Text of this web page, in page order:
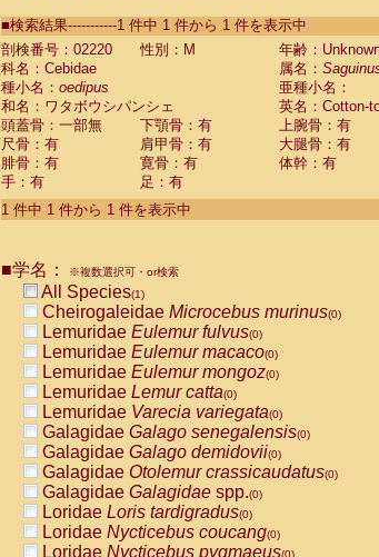
CebidaeSaguinus labiatus(0)
Cebidae Saguinus leucopus (0)
Cebidae
Cebidae
CebidaeSaguinus nigricollis (0)
Cebidae Saguinus oedipus
Cebidae Saguinus weddelli
Cebidae Saguinusspp.
Cebidae Aotus trivirgatus
Cebidae Cebus albifrons
CebidaeCebus nigrivittatus
CebidaeCebus
CebidaeSaimiri boliviensis(0)
CebidaeSaimiri sciureus(0)
AtelidaeAlouatta caraya(0)
AtelidaeAlouatta fusca(0)
AtelidaeAlouatta seniculus
AtelidaeAlouattaspp.(0)
AtelidaeAteles belzebuth(0)
AtelidaeAteles geoffroyi(0)
AtelidaeAteles paniscus(0)
AtelidaeAtelesspp.(0)
Atelidae Lagothrix lagothricha
AtelidaeLagothrix lagothricha cana
PitheciidaeCacajao calvus rubicundus
■検索結果-----------1 件中 1 件から 1 件を表示中
剖検番号：02220
性別：M
年齢：
科名：Cebidae
属名：
種小名： oedipus
亜種小名：
和名：ワタボウシパンシェ
英名：Cotton-
頭蓋骨：一部無
下顎骨：有 上腕骨：有
尺骨：有
肩甲骨：有 大腿骨：有
腓骨：有
寛骨：有
体幹：有
手：有
足：有
1 件中 1 件から 1 件を表示中
■学名： ※複数選択可・or検索
All Species(1)
Cheirogaleidae Microcebus murinus(0)
Lemuridae Eulemur fulvus(0)
Lemuridae Eulemur macaco(0)
Lemuridae Eulemur mongoz(0)
Lemuridae Lemur catta(0)
Lemuridae Varecia variegata(0)
Galagidae Galago senegalensis(0)
Galagidae Galago demidovii(0)
Galagidae Otolemur crassicaudatus(0)
Galagidae Galagidae spp.(0)
Loridae Loris tardigradus(0)
Loridae Nycticebus coucang(0)
Loridae Nycticebus pygmaeus(0)